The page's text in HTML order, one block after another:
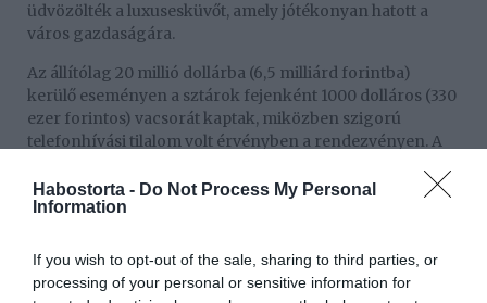
Habostorta - Do Not Process My Personal
Information
If you wish to opt-out of the sale, sharing to third parties, or
processing of your personal or sensitive information for
üdvözölték a luxusesküvőt, amely jótékonyan hatott a
város gazdaságára.
Az állítólag 20 millió dollárba (6,5 milliárd forintba)
kerülő eseményen a sztárok fejenként 1000 dolláros (330
ezer forintos) vacsorát kaptak, miközben szigorú
telefonhívási tilalom volt érvényben a rendezvényen. A
lesifotósok serege ezernyi képpel árasztotta el a
világsajtót. Ezekből úgy tűnik, mintha nem is a pár lett
A barátnőjével, Gayle Kinggel érkező 71 éves tévés
műsorvezető, Oprah Winfrey például már új, karcsúbb